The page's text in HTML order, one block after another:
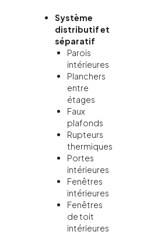
Système
distributif et
séparatif
Parois
intérieures
Planchers
entre
étages
Faux
plafonds
Rupteurs
thermiques
Portes
intérieures
Fenêtres
intérieures
Fenêtres
de toit
intérieures